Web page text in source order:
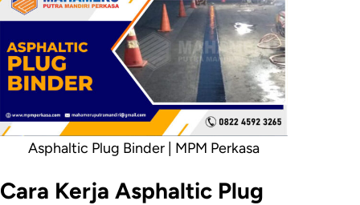
Asphaltic Plug Binder | MPM Perkasa
Cara Kerja Asphaltic Plug